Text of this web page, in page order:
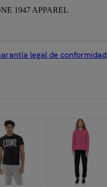
1947 APPAREL
legal de conformidad